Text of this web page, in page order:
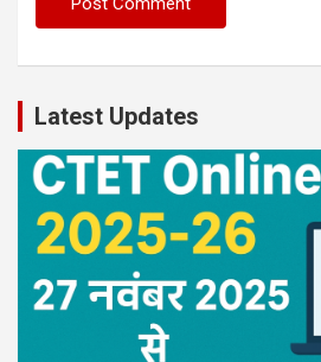
Latest Updates